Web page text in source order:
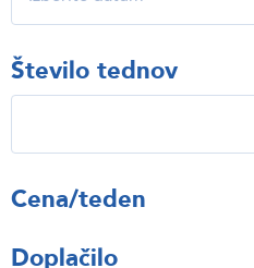
Število tednov
Cena/teden
Doplačilo